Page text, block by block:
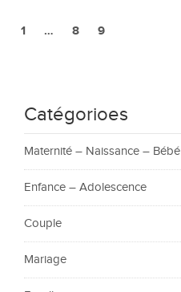
1 … 8 9
Catégorioes
Maternité – Naissance – Bébé
Enfance – Adolescence
Couple
Mariage